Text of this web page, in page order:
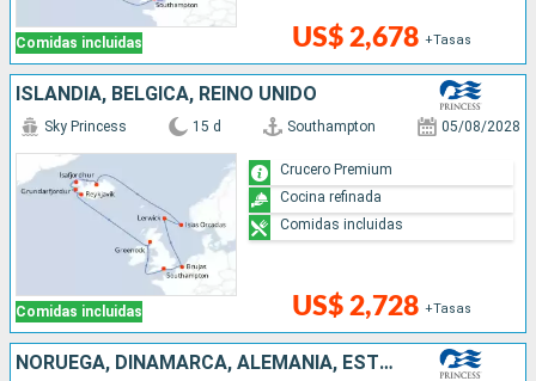
Comidas incluidas US$ 2,678 +Tasas
ISLANDIA, BÉLGICA, REINO UNIDO
Comidas incluidas
Sky Princess 15 d Southampton 05/08/2028
US$ 2,728 +Tasas
Crucero Premium
Cocina refinada
Comidas incluidas
NORUEGA, DINAMARCA, ALEMANIA, ESTONIA, FINLANDIA, SUECIA, ISLANDIA, REINO UNIDO, BÉLGICA